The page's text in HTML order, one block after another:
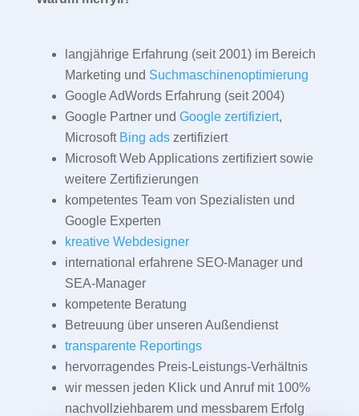
langjährige Erfahrung (seit 2001) im Bereich
Marketing und Suchmaschinenoptimierung
Google AdWords Erfahrung (seit 2004)
Google Partner und Google zertifiziert,
Microsoft Bing adszertifiziert
Microsoft Web Applications zertifiziert sowie
weitere Zertifizierungen
kompetentes Team von Spezialisten und
Google Experten
kreative Webdesigner
international erfahrene SEO-Manager und
SEA-Manager
kompetente Beratung
Betreuung über unseren Außendienst
transparente Reportings
hervorragendes Preis-Leistungs-Verhältnis
wir messen jeden Klick und Anruf mit 100%
nachvollziehbarem und messbarem Erfolg